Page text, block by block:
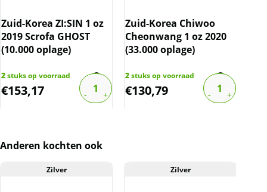
Dit product wordt onder de margeregel
verhandeld. Dit houdt in dat wij btw afdragen
over de marge die wij behalen op dit product.
factuur vermeld worden. De prijs op de
website is inclusief btw.
Zuid-Korea ZI:SIN 1 oz
2019 Scrofa GHOST
(10.000 oplage)
2stuks op voorraad
€153,17
Zuid-Korea Chiwoo
Cheonwang 1 oz 2020
(33.000 oplage)
2stuks op voorraad
€130,79
Anderen kochten ook
Zilver Zilver